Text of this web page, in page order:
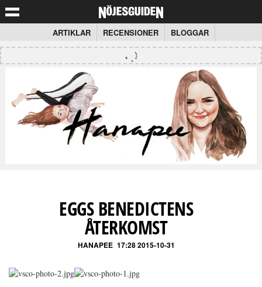
ARTIKLAR RECENSIONER BLOGGAR
EGGS BENEDICTENS
ÅTERKOMST
HANAPEE 17:28 2015-10-31